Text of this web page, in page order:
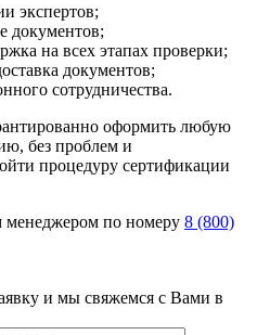
экспертов;
документов;
на всех этапах проверки;
документов;
сотрудничества.
оформить любую
без проблем и
процедуру сертификации
менеджером по номеру 8 (800)
и мы свяжемся с Вами в